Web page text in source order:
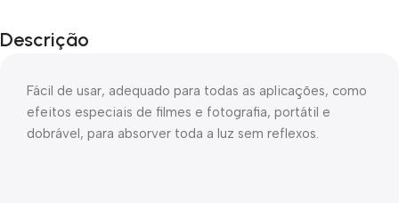
Descrição
Fácil de usar, adequado para todas as aplicações, como
efeitos especiais de filmes e fotografia, portátil e
dobrável, para absorver toda a luz sem reflexos.